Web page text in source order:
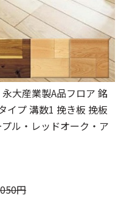
大産業製A品フロア 銘
イプ 溝数1 挽き板 挽板
ル・レッドオーク・ア
円